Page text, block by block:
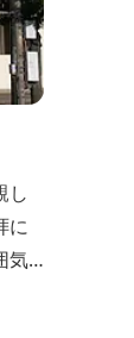
し
に
気